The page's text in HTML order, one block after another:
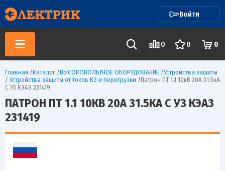
Войти
0 0 0
Главная /Каталог /ВЫСОКОВОЛЬТНОЕ ОБОРУДОВАНИЕ /Устройства защиты
/ Устройства защиты от токов КЗ и перегрузки /Патрон ПТ 1.1 10кВ 20А 31.5кА
С У3 КЭАЗ 231419
ПАТРОН ПТ 1.1 10КВ 20А 31.5КА С У3 КЭАЗ
231419